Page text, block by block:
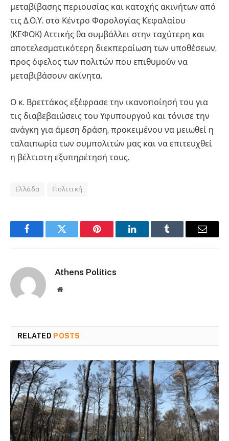
μεταβίβασης περιουσίας και κατοχής ακινήτων από
τις Δ.Ο.Υ. στο Κέντρο Φορολογίας Κεφαλαίου
(ΚΕΦΟΚ) Αττικής θα συμβάλλει στην ταχύτερη και
αποτελεσματικότερη διεκπεραίωση των υποθέσεων,
προς όφελος των πολιτών που επιθυμούν να
μεταβιβάσουν ακίνητα.
Ο κ. Βρεττάκος εξέφρασε την ικανοποίησή του για
τις διαβεβαιώσεις του Υφυπουργού και τόνισε την
ανάγκη για άμεση δράση, προκειμένου να μειωθεί η
ταλαιπωρία των συμπολιτών μας και να επιτευχθεί
η βέλτιστη εξυπηρέτησή τους.
Ελλάδα Πολιτική
FacebookTwitter Pinterest LinkedInTumblr Email
Athens Politics
Website
RELATED POSTS